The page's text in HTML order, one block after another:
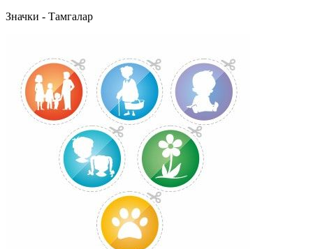
Значки - Тамгалар